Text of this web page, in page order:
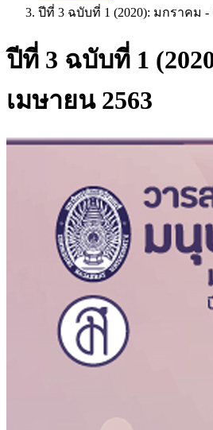
ปีที่ 3 ฉบับที่ 1 (2020): มกราคม -
ปีที่ 3 ฉบับที่ 1
เมษายน 2563